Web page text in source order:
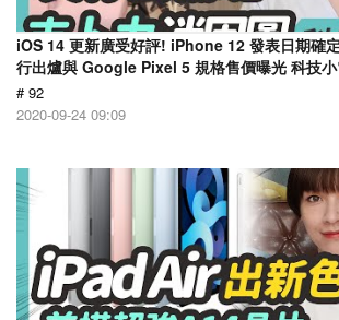
iOS 14 更新廣受好評! iPhone 12 發表日期確
行出爐與 Google Pixel 5 規格售價曝光 科技
# 92
2020-09-24 09:09